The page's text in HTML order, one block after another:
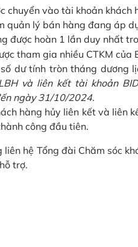
chuyển vào tài khoản khách
quản lý bán hàng đang áp
được hoàn 1 lần duy nhất
tham gia nhiều CTKM
dư tính tròn tháng dương
và liên kết tài khoản
ngày 31/10/2024.
hàng hủy liên kết và liên
công đầu tiên.
liên hệ Tổng đài Chăm sóc
trợ.